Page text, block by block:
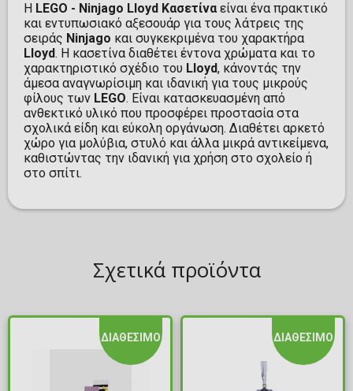
Η LEGO - Ninjago Lloyd Κασετίναείναι ένα πρακτικό
και εντυπωσιακό αξεσουάρ για τους λάτρεις της
σειράς Ninjago και συγκεκριμένα του χαρακτήρα
Lloyd. Η κασετίνα διαθέτει έντονα χρώματα και το
χαρακτηριστικό σχέδιο του Lloyd, κάνοντάς την
άμεσα αναγνωρίσιμη και ιδανική για τους μικρούς
φίλους των LEGO. Είναι κατασκευασμένη από
ανθεκτικό υλικό που προσφέρει προστασία στα
σχολικά είδη και εύκολη οργάνωση. Διαθέτει αρκετό
χώρο για μολύβια, στυλό και άλλα μικρά αντικείμενα,
καθιστώντας την ιδανική για χρήση στο σχολείο ή
στο σπίτι.
Σχετικά προϊόντα
ΔΙΑΘΕΣΙΜΟ ΔΙΑΘΕΣΙΜΟ